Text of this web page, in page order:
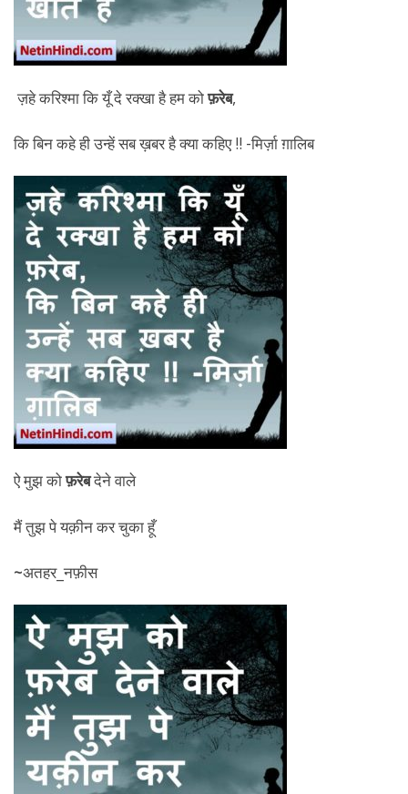
ज़हे करिश्मा कि यूँ दे रक्खा है हम कोफ़रेब,
कि बिन कहे ही उन्हें सब ख़बर है क्या कहिए !! -मिर्ज़ा ग़ालिब
ऐ मुझ कोफ़रेबदेने वाले
मैं तुझ पे यक़ीन कर चुका हूँ
~अतहर_नफ़ीस